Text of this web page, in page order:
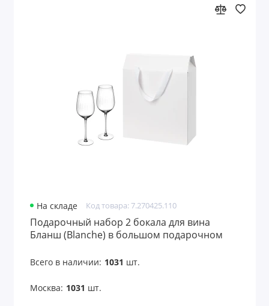
Свечи и наборы
Спа-наборы
Чайные наборы
Швейные наборы
Показать все
На складе Код товара: 7.270425.110
Подарочный набор 2 бокала для вина
Бланш (Blanche) в большом подарочном
Всего в наличии: 1031 шт.
Москва: 1031 шт.